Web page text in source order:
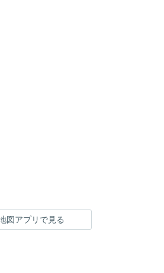
図アプリで見る